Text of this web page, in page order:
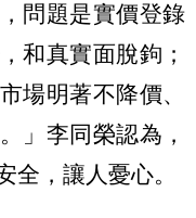
問題是實價登錄
和真實面脫鉤；
場明著不降價、
」李同榮認為，
全，讓人憂心。